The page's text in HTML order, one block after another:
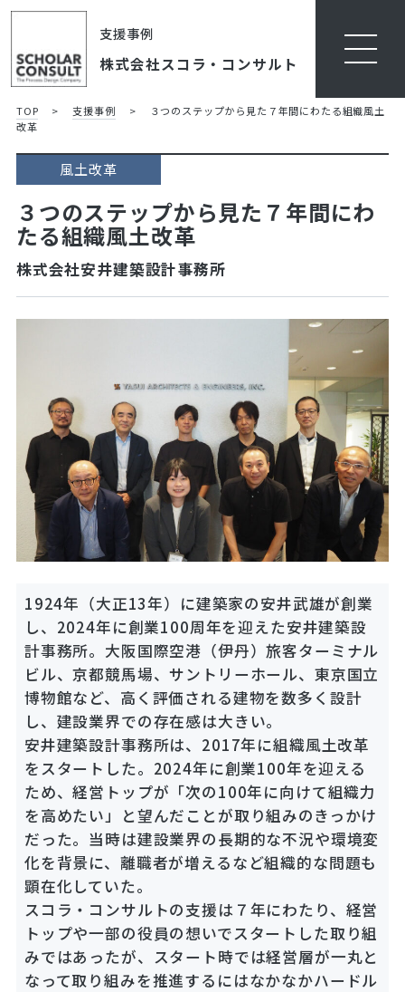
支援事例
株式会社スコラ・コンサルト
TOP > 支援事例 >
３つのステップから見た７年間にわたる組織風土
改革
風土改革
３つのステップから見た７年間にわ
たる組織風土改革
株式会社安井建築設計事務所
1924年（大正13年）に建築家の安井武雄が創業
し、2024年に創業100周年を迎えた安井建築設
計事務所。大阪国際空港（伊丹）旅客ターミナル
ビル、京都競馬場、サントリーホール、東京国立
博物館など、高く評価される建物を数多く設計
し、建設業界での存在感は大きい。
安井建築設計事務所は、2017年に組織風土改革
をスタートした。2024年に創業100年を迎える
ため、経営トップが「次の100年に向けて組織力
を高めたい」と望んだことが取り組みのきっかけ
だった。当時は建設業界の長期的な不況や環境変
化を背景に、離職者が増えるなど組織的な問題も
顕在化していた。
スコラ・コンサルトの支援は７年にわたり、経営
トップや一部の役員の想いでスタートした取り組
みではあったが、スタート時では経営層が一丸と
なって取り組みを推進するにはなかなかハードル